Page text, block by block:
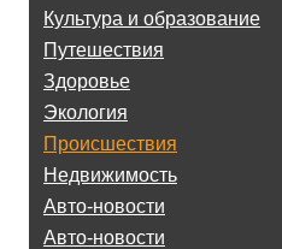
Культура и образование
Путешествия
Здоровье
Экология
Происшествия
Недвижимость
Авто-новости
Авто-новости